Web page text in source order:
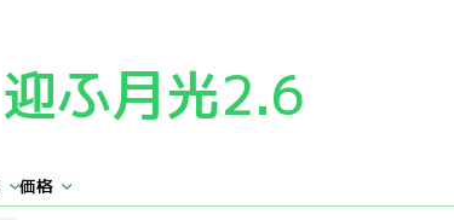
ふ月光2.6
価格